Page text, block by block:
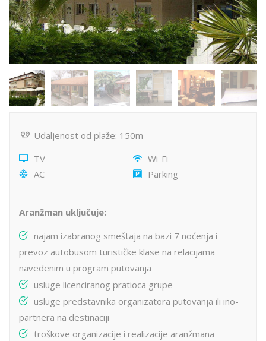
Udaljenost od plaže: 150m
TV
Wi-Fi
AC
Parking
Aranžman uključuje:
najam izabranog smeštaja na bazi 7 noćenja i
prevoz autobusom turističke klase na relacijama
navedenim u program putovanja
usluge licenciranog pratioca grupe
usluge predstavnika organizatora putovanja ili ino-
partnera na destinaciji
troškove organizacije i realizacije aranžmana